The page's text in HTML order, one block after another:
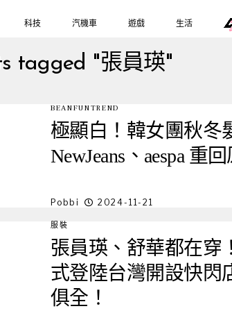
科技 汽機車 遊戲 生活
tagged "張員瑛"
BEANFUNTREND
極顯白！韓女團秋冬
NewJeans、aespa 重
Pobbi 2024-11-21
服裝
張員瑛、舒華都在穿
式登陸台灣開設快閃
俱全！